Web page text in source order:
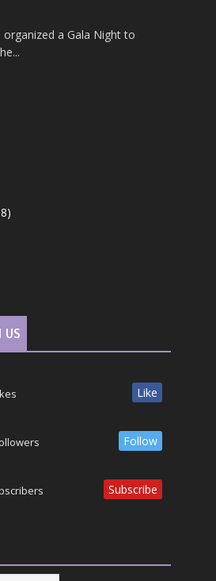
organized a Gala Night to
US
Like
Follow
Subscribe